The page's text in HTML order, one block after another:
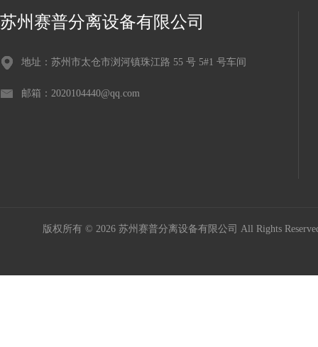
苏州赛普分离设备有限公司
地址：苏州市太仓市浏河镇珠江路 55 号 5#1 号车间
邮箱：2020104440@qq.com
版权所有 © 2026 苏州赛普分离设备有限公司 All Rights